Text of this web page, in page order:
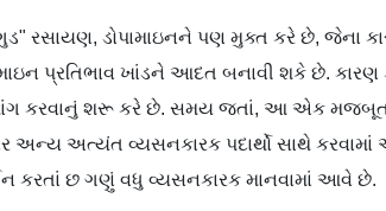
રસાયણ, ડોપામાઇનને પણ મુક્ત કરે છે, જેના
પ્રતિભાવ ખાંડને આદત બનાવી શકે છે.
કરવાનું શરૂ કરે છે. સમય જતાં, આ એક
અન્ય અત્યંત વ્યસનકારક પદાર્થો સાથે
કરતાં છ ગણું વધુ વ્યસનકારક માનવામાં આવે છે.